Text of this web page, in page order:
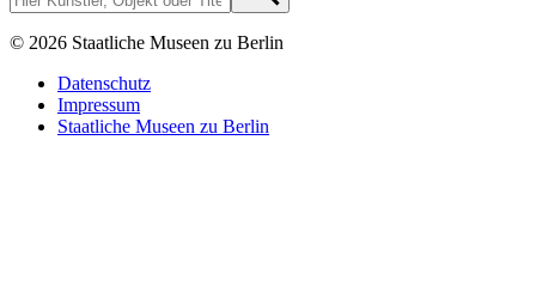
© 2026 Staatliche Museen zu Berlin
Datenschutz
Impressum
Staatliche Museen zu Berlin